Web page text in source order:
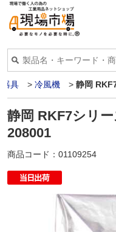
器具 > 冷風機 > 静岡
静岡 RKF7シリ
208001
商品コード： 01109254